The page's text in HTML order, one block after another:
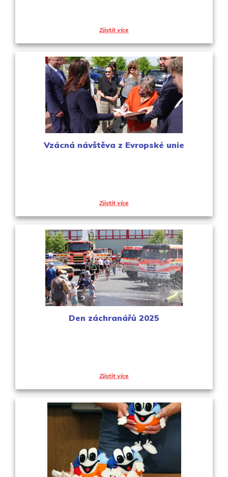
Zjistit více
Vzácná návštěva z Evropské unie
Zjistit více
Den záchranářů 2025
Zjistit více